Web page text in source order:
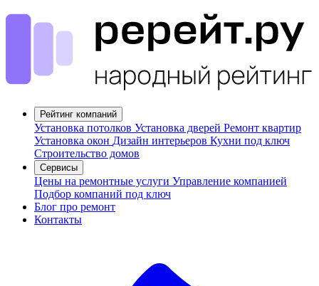
Рейтинг компаний
Установка потолков Установка дверей Ремонт квартир
Установка окон Дизайн интерьеров Кухни под ключ
Строительство домов
Сервисы
Цены на ремонтные услуги Управление компанией
Подбор компаний под ключ
Блог про ремонт
Контакты